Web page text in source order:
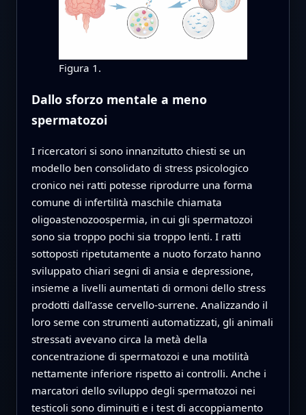
Figura 1.
Dallo sforzo mentale a meno
spermatozoi
I ricercatori si sono innanzitutto chiesti se un
modello ben consolidato di stress psicologico
cronico nei ratti potesse riprodurre una forma
comune di infertilità maschile chiamata
oligoastenozoospermia, in cui gli spermatozoi
sono sia troppo pochi sia troppo lenti. I ratti
sottoposti ripetutamente a nuoto forzato hanno
sviluppato chiari segni di ansia e depressione,
insieme a livelli aumentati di ormoni dello stress
prodotti dall’asse cervello‑surrene. Analizzando il
loro seme con strumenti automatizzati, gli animali
stressati avevano circa la metà della
concentrazione di spermatozoi e una motilità
nettamente inferiore rispetto ai controlli. Anche i
marcatori dello sviluppo degli spermatozoi nei
testicoli sono diminuiti e i test di accoppiamento